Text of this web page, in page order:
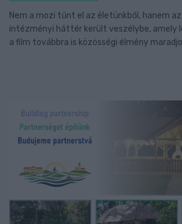
Nem a mozi tűnt el az életünkből, hanem
intézményi háttér került veszélybe, amely
a film továbbra is közösségi élmény